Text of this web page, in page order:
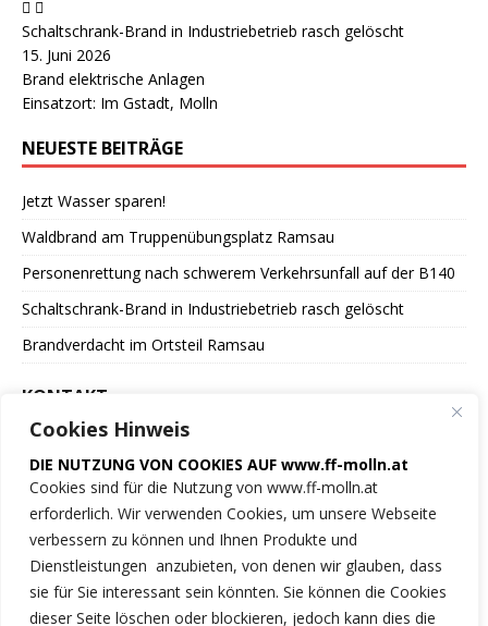
Cookies Hinweis
DIE NUTZUNG VON COOKIES AUF www.ff-molln.at
Cookies sind für die Nutzung von www.ff-molln.at
erforderlich. Wir verwenden Cookies, um unsere Webseite
verbessern zu können und Ihnen Produkte und
Dienstleistungen anzubieten, von denen wir glauben, dass
sie für Sie interessant sein könnten. Sie können die Cookies
dieser Seite löschen oder blockieren, jedoch kann dies die
Schaltschrank-Brand in Industriebetrieb rasch gelöscht
15. Juni 2026
Brand elektrische Anlagen
Einsatzort: Im Gstadt, Molln
NEUESTE BEITRÄGE
Jetzt Wasser sparen!
Waldbrand am Truppenübungsplatz Ramsau
Personenrettung nach schwerem Verkehrsunfall auf der B140
Schaltschrank-Brand in Industriebetrieb rasch gelöscht
Brandverdacht im Ortsteil Ramsau
KONTAKT
der Marktgemeinde Molln
Feuerwehrstrasse 1
4591 Molln